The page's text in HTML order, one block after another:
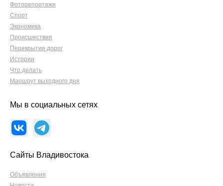
Фоторепортажи
Спорт
Экономика
Происшествия
Перекрытия дорог
Истории
Что делать
Маршрут выходного дня
Мы в социальных сетях
Сайты Владивостока
Объявления